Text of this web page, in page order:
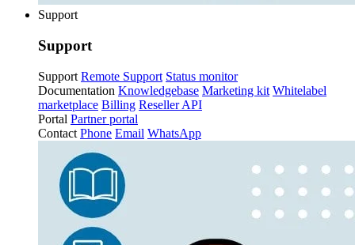
Support
Support
Support Remote Support Status monitor
Documentation Knowledgebase Marketing kit Whitelabel
marketplace Billing Reseller API
Portal Partner portal
Contact Phone Email WhatsApp